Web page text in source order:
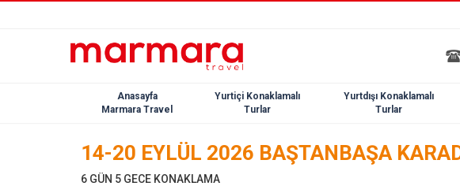
Anasayfa
Marmara Travel
Yurtiçi Konaklamalı
Turlar
Yurtdışı Konaklamalı
Turlar
14-20 EYLÜL 2026 BAŞTANBAŞA
6 GÜN 5 GECE KONAKLAMA